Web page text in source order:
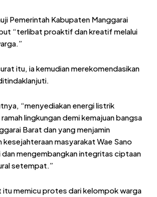
Pemerintah Kabupaten Manggarai
“terlibat proaktif dan kreatif melalui
itu, ia kemudian merekomendasikan
“menyediakan energi listrik
lingkungan demi kemajuan bangsa
Barat dan yang menjamin
kesejahteraan masyarakat Wae Sano
dan mengembangkan integritas ciptaan
setempat.”
itu memicu protes dari kelompok warga